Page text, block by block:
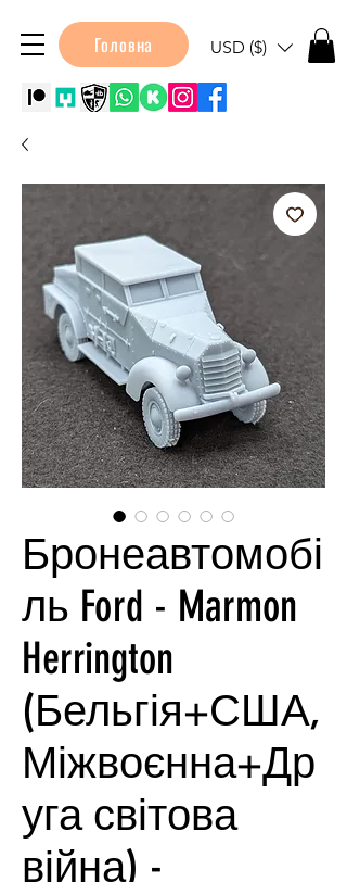
Головна USD ($)
Бронеавтомобі
ль Ford - Marmon
Herrington
(Бельгія+США,
Міжвоєнна+Др
уга світова
війна) -